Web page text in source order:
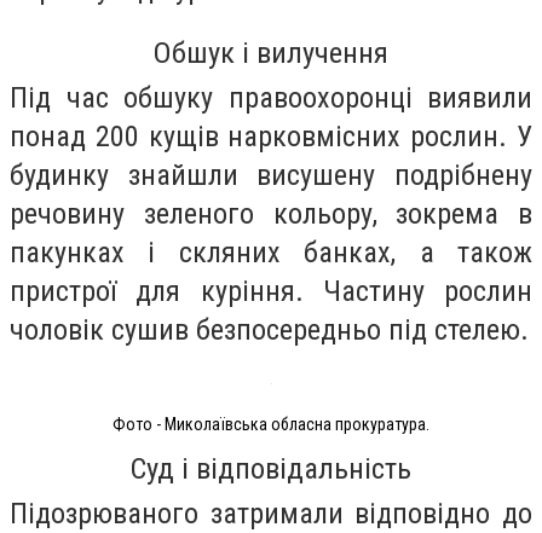
Обшук і вилучення
Під час обшуку правоохоронці виявили
понад 200 кущів нарковмісних рослин. У
будинку знайшли висушену подрібнену
речовину зеленого кольору, зокрема в
пакунках і скляних банках, а також
пристрої для куріння. Частину рослин
чоловік сушив безпосередньо під стелею.
Фото - Миколаївська обласна прокуратура.
Суд і відповідальність
Підозрюваного затримали відповідно до